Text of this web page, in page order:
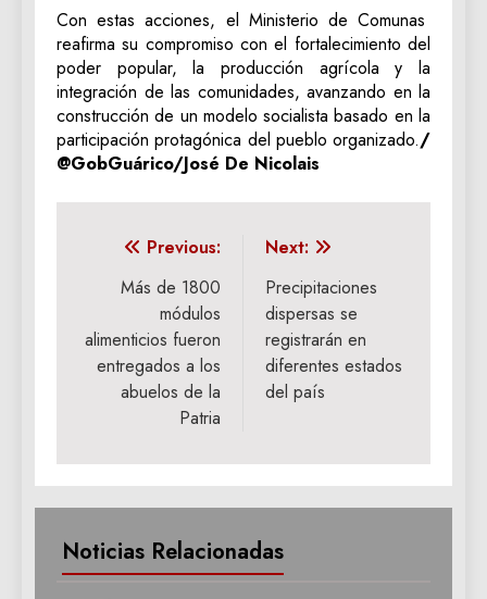
Con estas acciones, el Ministerio de Comunas
reafirma su compromiso con el fortalecimiento del
poder popular, la producción agrícola y la
integración de las comunidades, avanzando en la
construcción de un modelo socialista basado en la
participación protagónica del pueblo organizado./
@GobGuárico/José De Nicolais
Navegación
entradas
Previous:
Más de 1800
módulos
alimenticios fueron
entregados a los
abuelos de la
Patria
Next:
Precipitaciones
dispersas se
registrarán en
diferentes estados
del país
Noticias Relacionadas